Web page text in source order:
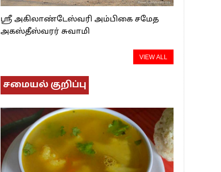
ஸ்ரீ அகிலாண்டேஸ்வரி அம்பிகை சமேத
அகஸ்தீஸ்வரர் சுவாமி
VIEW ALL
சமையல் குறிப்பு